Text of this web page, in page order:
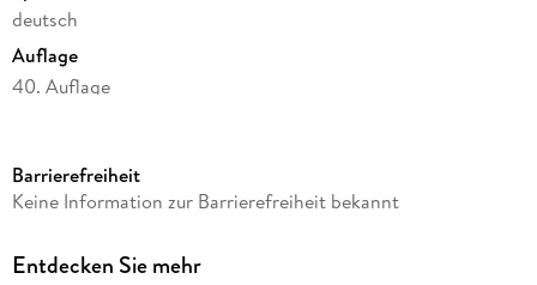
deutsch
Auflage
40. Auflage
Altersempfehlung
Reihe
Barrierefreiheit
Keine Information zur Barrierefreiheit bekannt
Entdecken Sie mehr